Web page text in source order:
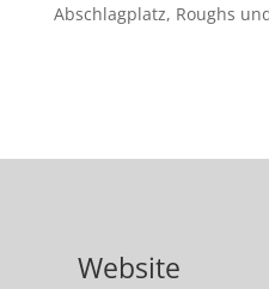
Abschlagplatz, Roughs
Website